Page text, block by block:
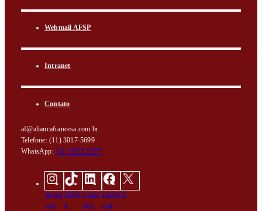
Webmail AFSP
Intranet
Contato
af@aliancafrancesa.com.br
Telefone: (11) 3017-5699
WhatsApp:(11) 3572-2377
Instag
ram
TikTo
k
Linke
dIn
Faceb
ook
X